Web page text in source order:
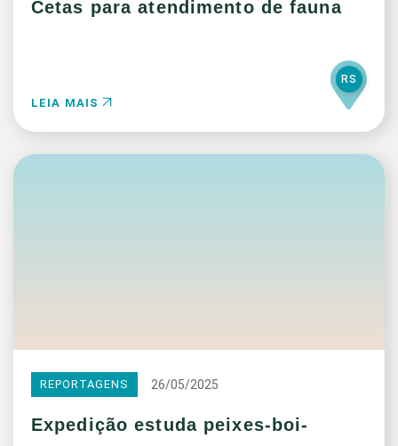
Cetas para atendimento de fauna
LEIA MAIS
RS
REPORTAGENS 26/05/2025
Expedição estuda peixes-boi-